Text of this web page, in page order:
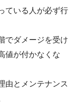
ている人が必ず行
でダメージを受け
値が付かなくな
由とメンテナンス